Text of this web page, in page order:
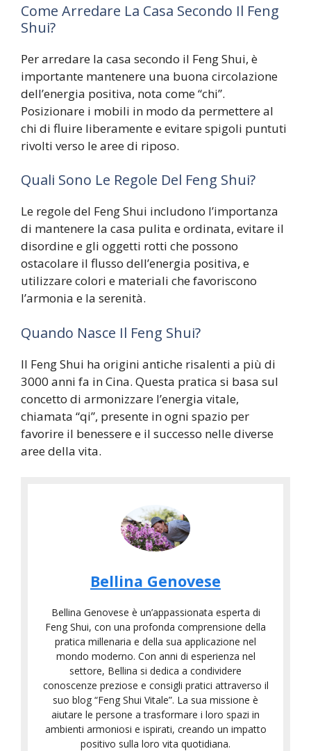
Come Arredare La Casa Secondo Il Feng
Shui?
Per arredare la casa secondo il Feng Shui, è
importante mantenere una buona circolazione
dell’energia positiva, nota come “chi”.
Posizionare i mobili in modo da permettere al
chi di fluire liberamente e evitare spigoli puntuti
rivolti verso le aree di riposo.
Quali Sono Le Regole Del Feng Shui?
Le regole del Feng Shui includono l’importanza
di mantenere la casa pulita e ordinata, evitare il
disordine e gli oggetti rotti che possono
ostacolare il flusso dell’energia positiva, e
utilizzare colori e materiali che favoriscono
l’armonia e la serenità.
Quando Nasce Il Feng Shui?
Il Feng Shui ha origini antiche risalenti a più di
3000 anni fa in Cina. Questa pratica si basa sul
concetto di armonizzare l’energia vitale,
chiamata “qi”, presente in ogni spazio per
favorire il benessere e il successo nelle diverse
aree della vita.
Bellina Genovese
Bellina Genovese è un’appassionata esperta di
Feng Shui, con una profonda comprensione della
pratica millenaria e della sua applicazione nel
mondo moderno. Con anni di esperienza nel
settore, Bellina si dedica a condividere
conoscenze preziose e consigli pratici attraverso il
suo blog “Feng Shui Vitale”. La sua missione è
aiutare le persone a trasformare i loro spazi in
ambienti armoniosi e ispirati, creando un impatto
positivo sulla loro vita quotidiana.